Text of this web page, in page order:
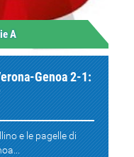
A
Genoa 2-1:
e le pagelle di